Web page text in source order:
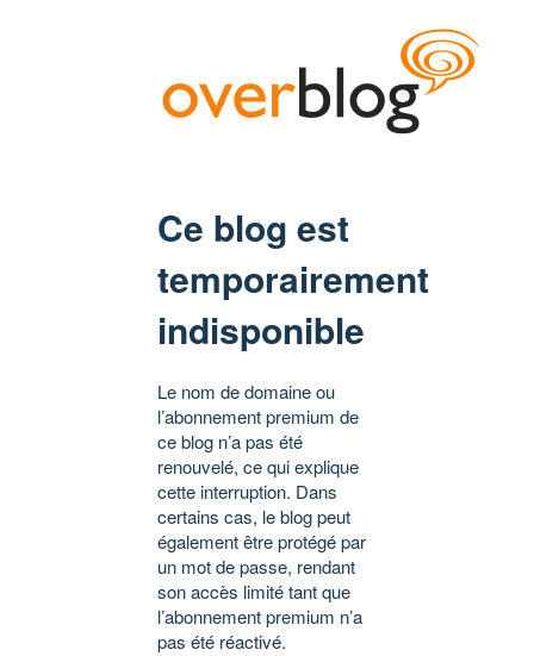
Ce blog est
temporairement
indisponible
Le nom de domaine ou
l’abonnement premium de
ce blog n’a pas été
renouvelé, ce qui explique
cette interruption. Dans
certains cas, le blog peut
également être protégé par
un mot de passe, rendant
son accès limité tant que
l’abonnement premium n’a
pas été réactivé.